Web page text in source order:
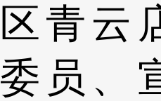
区青云
委员、